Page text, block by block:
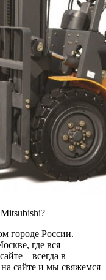
городе России.
где вся
– всегда в
сайте и мы свяжемся